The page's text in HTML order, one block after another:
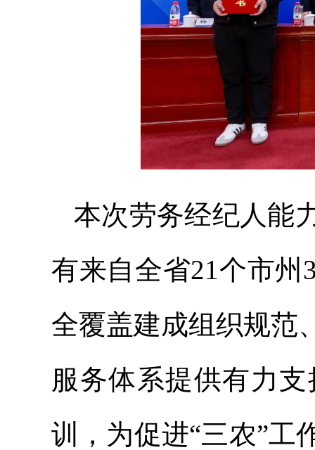
本次劳务经纪人能
有来自全省21个市州
全覆盖建成组织规范
服务体系提供有力
训，为促进“三农”工